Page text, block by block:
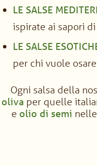
LE SALSE
ispirate ai sapori
LE SALSE
per chi vuole
Ogni salsa della
oliva per quelle
e olio di semi